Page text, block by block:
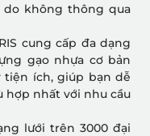
không thông qua
cung cấp đa dạng
gạo nhựa cơ bản
ích, giúp bạn dễ
hợp nhất với nhu cầu
lưới trên 3000 đại